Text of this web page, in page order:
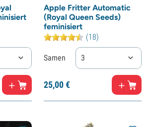
Apple Fritter Automatic
(Royal Queen Seeds)
feminisiert
(18)
Samen 3
25,00€